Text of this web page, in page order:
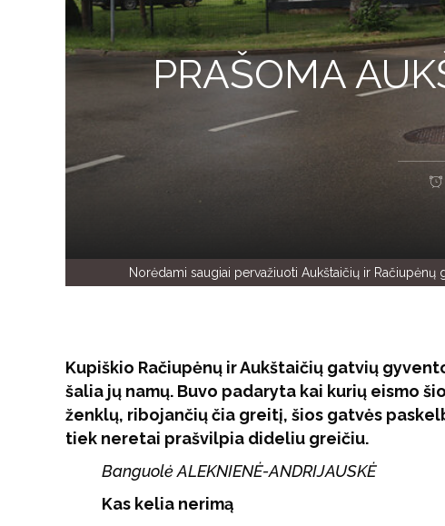
PRAŠOMA
Norėdami saugiai pervažiuoti Aukštaičių ir
Kupiškio Račiupėnų ir Aukštaičių gatvių
šalia jų namų. Buvo padaryta kai kurių eismo
ženklų, ribojančių čia greitį, šios gatvės
tiek neretai prašvilpia dideliu greičiu.
Banguolė ALEKNIENĖ-ANDRIJAUSKĖ
Kas kelia nerimą